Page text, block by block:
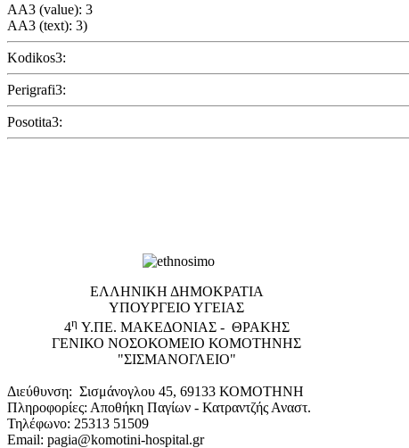
AA3 (value): 3
AA3 (text): 3)
Kodikos3:
Perigrafi3:
Posotita3:
EΛΛΗΝΙΚΗ ΔΗΜΟΚΡΑΤΙΑ
ΥΠΟΥΡΓΕΙΟ ΥΓΕΙΑΣ
4η Υ.ΠΕ. ΜΑΚΕΔΟΝΙΑΣ - ΘΡΑΚΗΣ
ΓΕΝΙΚΟ NΟΣΟΚΟΜΕΙΟ ΚΟΜΟΤΗΝΗΣ
"ΣΙΣΜΑΝΟΓΛΕΙΟ"
Διεύθυνση: Σισμάνογλου 45, 69133 ΚΟΜΟΤΗΝΗ
Πληροφορίες: Αποθήκη Παγίων - Κατραντζής Αναστ.
Τηλέφωνο: 25313 51509
Email: pagia@komotini-hospital.gr